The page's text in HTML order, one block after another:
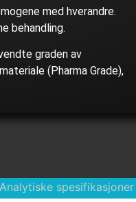
med hverandre.
behandling.
graden av
(Pharma Grade),